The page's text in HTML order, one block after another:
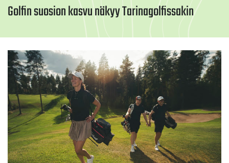
Golfin suosion kasvu näkyy Tarinagolfissakin